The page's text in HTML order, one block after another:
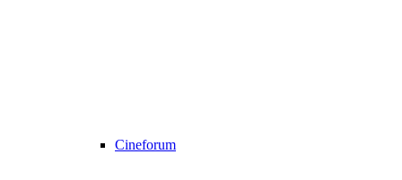
Cineforum